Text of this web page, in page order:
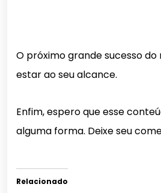
O próximo grande sucesso
estar ao seu alcance.
Enfim, espero que esse
alguma forma. Deixe seu
Relacionado